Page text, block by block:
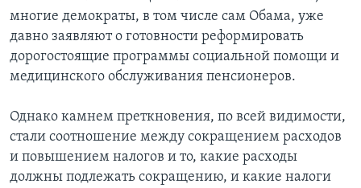
многие демократы, в том числе сам Обама, уже
давно заявляют о готовности реформировать
дорогостоящие программы социальной помощи и
медицинского обслуживания пенсионеров.
Однако камнем преткновения, по всей видимости,
стали соотношение между сокращением расходов
и повышением налогов и то, какие расходы
должны подлежать сокращению, и какие налоги